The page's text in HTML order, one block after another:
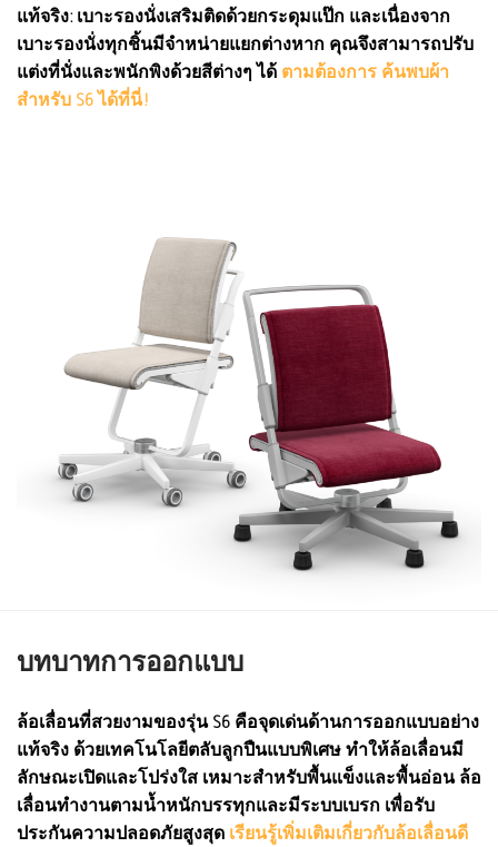
แท้จริง: เบาะรองนั่งเสริมติดด้วยกระดุมแป๊ก และเนื่องจาก
เบาะรองนั่งทุกชิ้นมีจำหน่ายแยกต่างหาก คุณจึงสามารถปรับ
แต่งที่นั่งและพนักพิงด้วยสีต่างๆ ได้ ตามต้องการ ค้นพบผ้า
สำหรับ S6 ได้ที่นี่!
บทบาทการออกแบบ
ล้อเลื่อนที่สวยงามของรุ่น S6 คือจุดเด่นด้านการออกแบบอย่าง
แท้จริง ด้วยเทคโนโลยีตลับลูกปืนแบบพิเศษ ทำให้ล้อเลื่อนมี
ลักษณะเปิดและโปร่งใส เหมาะสำหรับพื้นแข็งและพื้นอ่อน ล้อ
เลื่อนทำงานตามน้ำหนักบรรทุกและมีระบบเบรก เพื่อรับ
ประกันความปลอดภัยสูงสุด เรียนรู้เพิ่มเติมเกี่ยวกับล้อเลื่อนดี